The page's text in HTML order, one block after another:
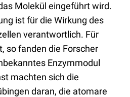
Molekül eingeführt wird.
ist für die Wirkung des
verantwortlich. Für
so fanden die Forscher
Enzymmodul
machten sich die
daran, die atomare